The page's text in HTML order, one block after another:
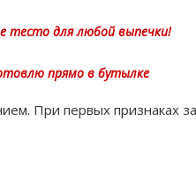
тесто для любой выпечки!
прямо в бутылке
При первых признаках